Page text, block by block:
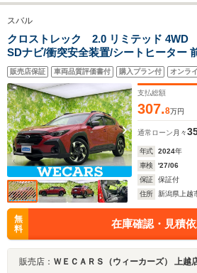
スバル
クロストレック 2.0 リミテッド 4WD
SDナビ/衝突安全装置/シートヒーター
ー/車線逸脱防止支援システム/シート
ブレコーダー 前後/ヘッドランプ LED/
販売店保証 車両品質評価書付 購入プラン付 オンラ
支払総額
307.8万円
通常ローン 月々
年式 2024年
車検
'27/06
保証
保証付
住所
新潟県上越
無
料
在庫確認・見積
販売店： ＷＥＣＡＲＳ（ウィーカーズ） 上越